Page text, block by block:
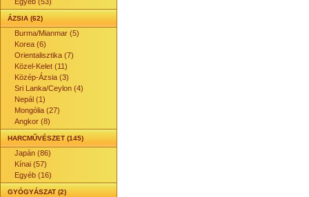
ÁZSIA (62)
Burma/Mianmar (5)
Korea (6)
Orientalisztika (7)
Közel-Kelet (11)
Közép-Ázsia (3)
Sri Lanka/Ceylon (4)
Nepál (1)
Mongólia (27)
Angkor (8)
HARCMŰVÉSZET (145)
Japán (86)
Kínai (57)
Egyéb (16)
GYÓGYÁSZAT (2)